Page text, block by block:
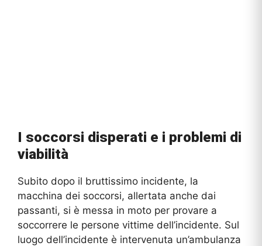
I soccorsi disperati e i problemi di
viabilità
Subito dopo il bruttissimo incidente, la
macchina dei soccorsi, allertata anche dai
passanti, si è messa in moto per provare a
soccorrere le persone vittime dell’incidente. Sul
luogo dell’incidente è intervenuta un’ambulanza